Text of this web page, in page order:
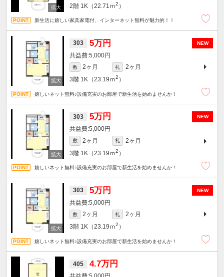
2階 1K（22.71ｍ2 ）
新生活に嬉しい家具家電付、インターネット無料が魅力的！！
NEW
303 5万円
5,000円
敷 2ヶ月 礼
2ヶ月
3階 1K（23.19ｍ2 ）
嬉しいネット無料♪設備充実のお部屋で新生活を始めませんか！
NEW
303 5万円
5,000円
敷 2ヶ月 礼
2ヶ月
3階 1K（23.19ｍ2 ）
嬉しいネット無料♪設備充実のお部屋で新生活を始めませんか！
NEW
303 5万円
5,000円
敷 2ヶ月 礼
2ヶ月
3階 1K（23.19ｍ2 ）
嬉しいネット無料♪設備充実のお部屋で新生活を始めませんか！
405 4.7万円